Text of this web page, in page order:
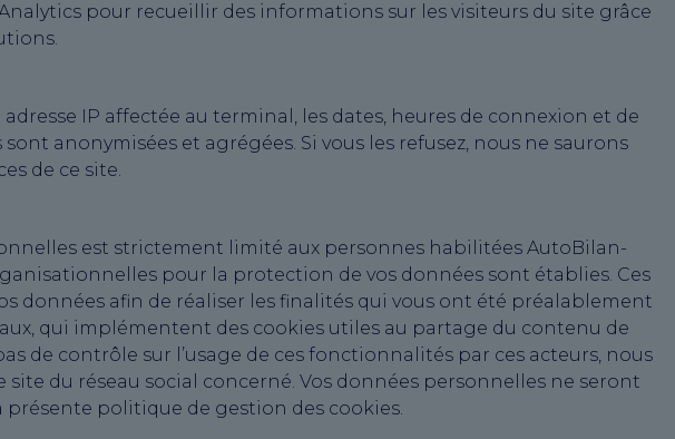
pour recueillir des informations sur les visiteurs du site grâce
IP affectée au terminal, les dates, heures de connexion et de
anonymisées et agrégées. Si vous les refusez, nous ne saurons
de ce site.
est strictement limité aux personnes habilitées AutoBilan-
pour la protection de vos données sont établies. Ces
données afin de réaliser les finalités qui vous ont été préalablement
qui implémentent des cookies utiles au partage du contenu de
de contrôle sur l’usage de ces fonctionnalités par ces acteurs, nous
du réseau social concerné. Vos données personnelles ne seront
politique de gestion des cookies.